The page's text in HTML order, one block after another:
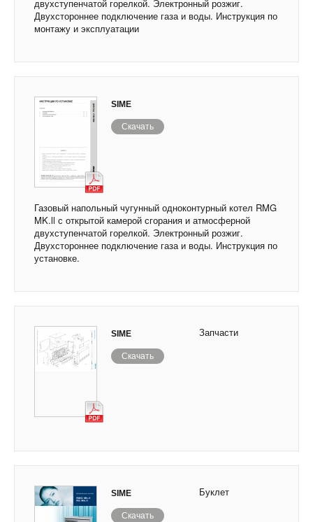
двухступенчатой горелкой. Электронный розжиг.
Двухстороннее подключение газа и воды. Инструкция по
монтажу и эксплуатации
SIME
Скачать
Газовый напольный чугунный одноконтурный котел RMG
MK.ll с открытой камерой сгорания и атмосферной
двухступенчатой горелкой. Электронный розжиг.
Двухстороннее подключение газа и воды. Инструкция по
установке.
SIME
Скачать
Запчасти
SIME
Скачать
Буклет